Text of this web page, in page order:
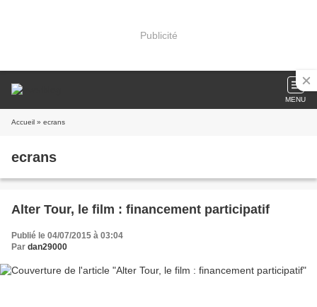
Publicité
MENU
Accueil » ecrans
ecrans
Alter Tour, le film : financement participatif
Publié le 04/07/2015 à 03:04
Par dan29000